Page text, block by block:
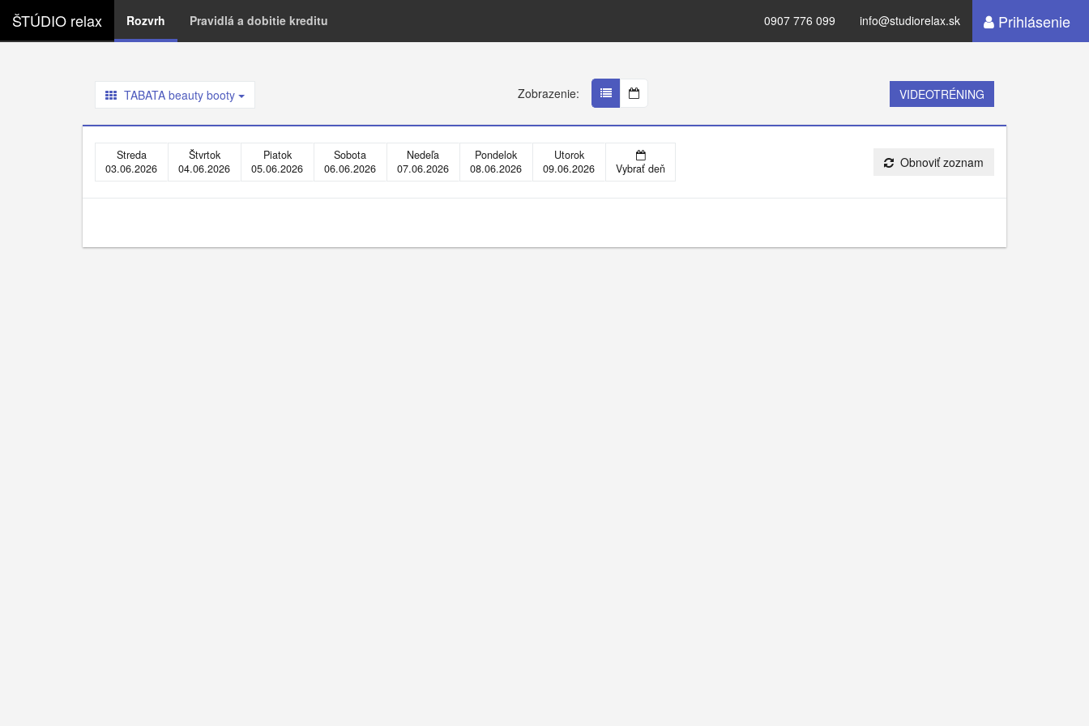
ŠTÚDIO relax Rozvrh Pravidlá a dobitie kreditu Prihlásenie
0907 776 099 info@studiorelax.sk
TABATA beauty booty Zobrazenie: VIDEOTRÉNING
Streda
03.06.2026
Štvrtok
04.06.2026
Piatok
05.06.2026
Sobota
06.06.2026
Nedeľa
07.06.2026
Pondelok
08.06.2026
Utorok
09.06.2026
Vybrať deň Obnoviť zoznam